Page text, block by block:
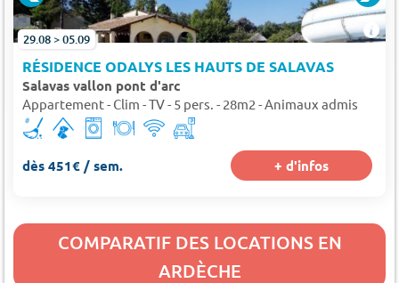
29.08 > 05.09
RÉSIDENCE ODALYS LES HAUTS DE SALAVAS
Salavas vallon pont d'arc
Appartement - Clim - TV - 5 pers. - 28m2 - Animaux admis
dès 451€ / sem. + d'infos
COMPARATIF DES LOCATIONS EN
ARDÈCHE